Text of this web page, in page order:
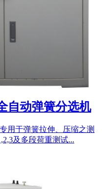
自动弹簧分选机
用于弹簧拉伸、压缩之测
及多段荷重测试...